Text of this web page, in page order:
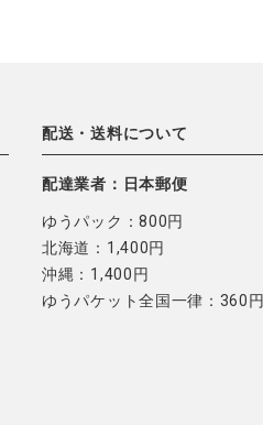
配送・送料について
配達業者：日本郵便
ゆうパック：800円
北海道：1,400円
沖縄：1,400円
ゆうパケット全国一律：360円